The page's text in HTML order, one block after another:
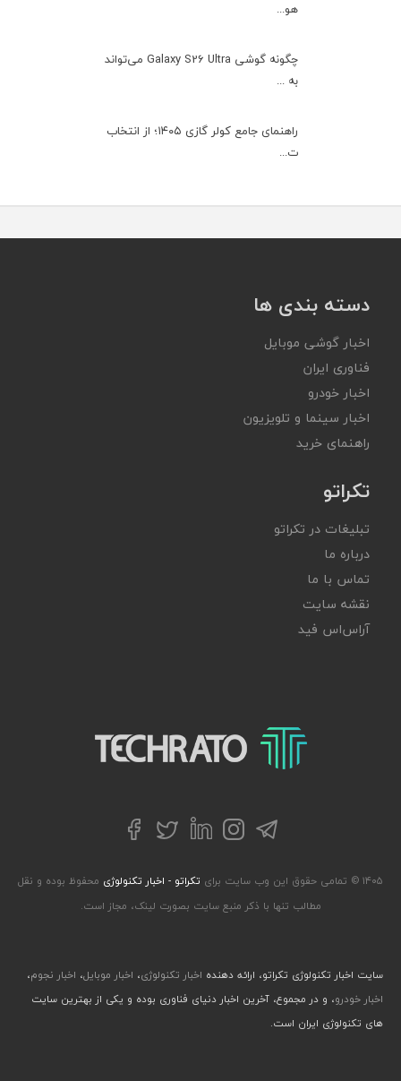
هو...
چگونه گوشی Galaxy S26 Ultra می‌تواند
به ...
راهنمای جامع کولر گازی ۱۴۰۵؛ از انتخاب
ت...
دسته بندی ها
اخبار گوشی موبایل
فناوری ایران
اخبار خودرو
اخبار سینما و تلویزیون
راهنمای خرید
تکراتو
تبلیغات در تکراتو
درباره ما
تماس با ما
نقشه سایت
آر‌اس‌اس فید
تکراتو – زندگی با تکنولوژی
تلگراماینستاگرام
لینکداینتوییترفیسبوک
۱۴۰۵ © تمامی حقوق این وب سایت برای تکراتو - اخبار تکنولوژی محفوظ بوده و نقل
مطالب تنها با ذکر منبع سایت بصورت لینک، مجاز است.
سایت اخبار تکنولوژی تکراتو، ارائه دهنده اخبار تکنولوژی، اخبار موبایل، اخبار نجوم،
اخبار خودرو، و در مجموع، آخرین اخبار دنیای فناوری بوده و یکی از بهترین سایت
های تکنولوژی ایران است.